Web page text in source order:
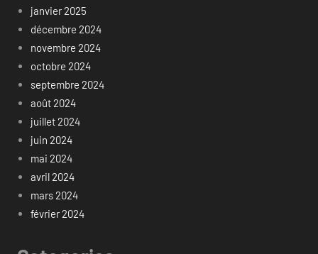
janvier 2025
décembre 2024
novembre 2024
octobre 2024
septembre 2024
août 2024
juillet 2024
juin 2024
mai 2024
avril 2024
mars 2024
février 2024